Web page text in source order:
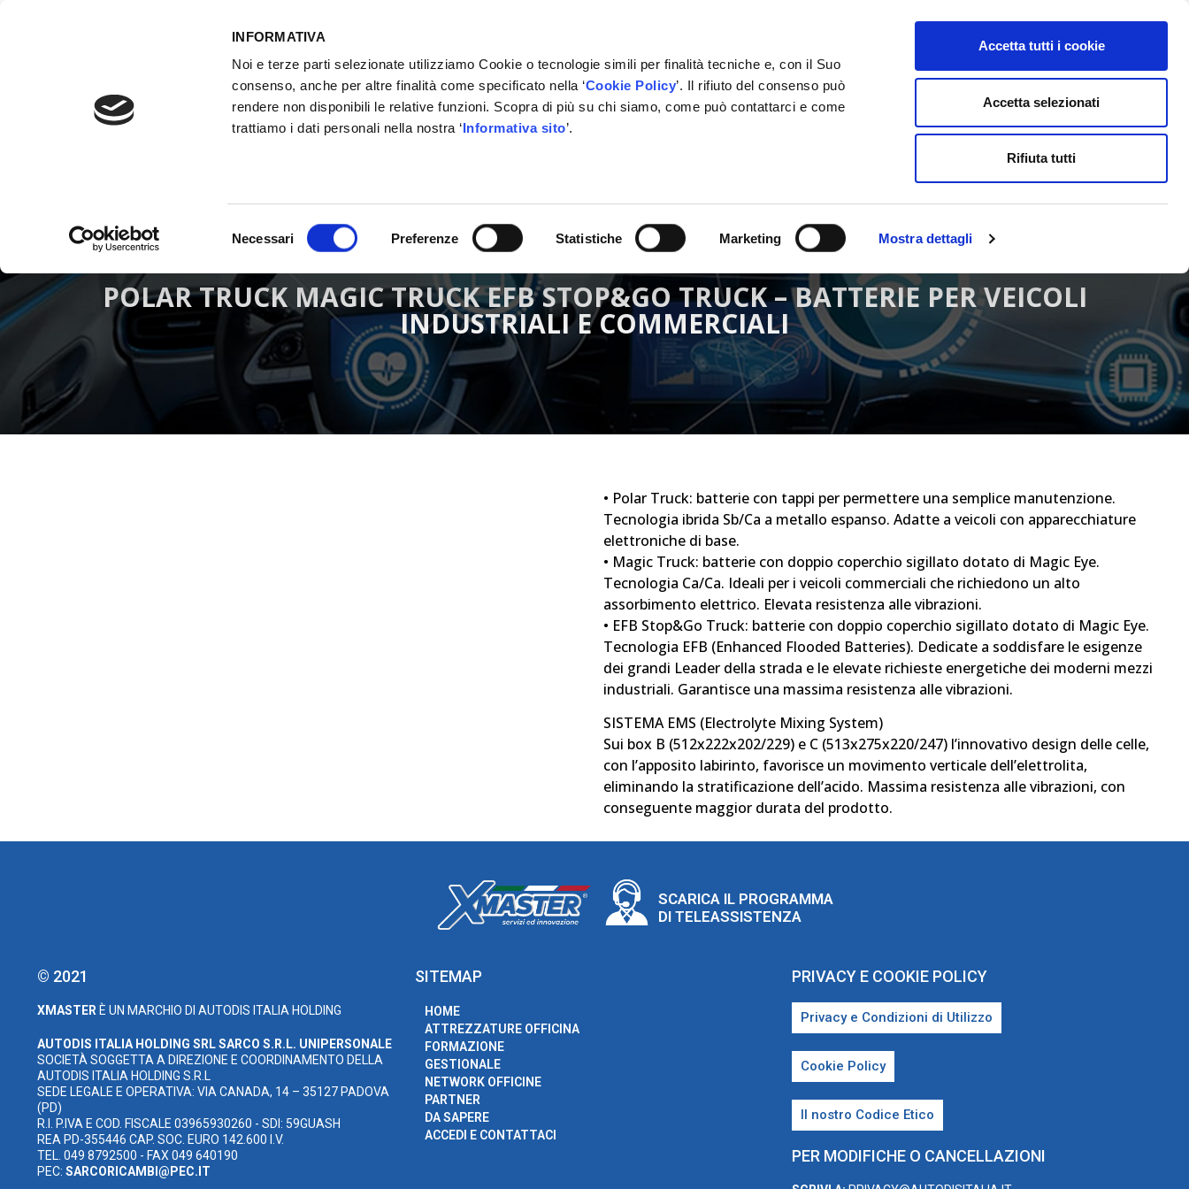
INFORMATIVA
Noi e terze parti selezionate utilizziamo Cookie o tecnologie simili per finalità tecniche e, con il Suo
consenso, anche per altre finalità come specificato nella ‘Cookie Policy’. Il rifiuto del consenso può
rendere non disponibili le relative funzioni. Scopra di più su chi siamo, come può contattarci e come
trattiamo i dati personali nella nostra ‘Informativa sito’.
del
Necessari Preferenze Statistiche Marketing Mostra dettagli
Accetta tutti i cookie
Accetta selezionati
Rifiuta tutti
ACCESSO GESTIONALE
ACCEDI E CONTATTACI
POLAR TRUCK MAGIC TRUCK EFB STOP&GO TRUCK – BATTERIE PER VEICOLI
INDUSTRIALI E COMMERCIALI
• Polar Truck: batterie con tappi per permettere una semplice manutenzione.
Tecnologia ibrida Sb/Ca a metallo espanso. Adatte a veicoli con apparecchiature
elettroniche di base.
• Magic Truck: batterie con doppio coperchio sigillato dotato di Magic Eye.
Tecnologia Ca/Ca. Ideali per i veicoli commerciali che richiedono un alto
assorbimento elettrico. Elevata resistenza alle vibrazioni.
• EFB Stop&Go Truck: batterie con doppio coperchio sigillato dotato di Magic Eye.
Tecnologia EFB (Enhanced Flooded Batteries). Dedicate a soddisfare le esigenze
dei grandi Leader della strada e le elevate richieste energetiche dei moderni mezzi
industriali. Garantisce una massima resistenza alle vibrazioni.
SISTEMA EMS (Electrolyte Mixing System)
Sui box B (512x222x202/229) e C (513x275x220/247) l’innovativo design delle celle,
con l’apposito labirinto, favorisce un movimento verticale dell’elettrolita,
eliminando la stratificazione dell’acido. Massima resistenza alle vibrazioni, con
conseguente maggior durata del prodotto.
SCARICA IL PROGRAMMA
DI TELEASSISTENZA
© 2021
XMASTER È UN MARCHIO DI AUTODIS ITALIA HOLDING
AUTODIS ITALIA HOLDING SRLSARCO S.R.L. UNIPERSONALE
SOCIETÀ SOGGETTA A DIREZIONE E COORDINAMENTO DELLA
AUTODIS ITALIA HOLDING S.R.L
SEDE LEGALE E OPERATIVA: VIA CANADA, 14 – 35127 PADOVA
(PD)
R.I. P.IVA E COD. FISCALE 03965930260 - SDI: 59GUASH
REA PD-355446 CAP. SOC. EURO 142.600 I.V.
TEL. 049 8792500 - FAX 049 640190
PEC: SARCORICAMBI@PEC.IT
SITEMAP
HOME
ATTREZZATURE OFFICINA
FORMAZIONE
GESTIONALE
NETWORK OFFICINE
PARTNER
DA SAPERE
ACCEDI E CONTATTACI
PRIVACY E COOKIE POLICY
Privacy e Condizioni di Utilizzo
Cookie Policy
Il nostro Codice Etico
PER MODIFICHE O CANCELLAZIONI